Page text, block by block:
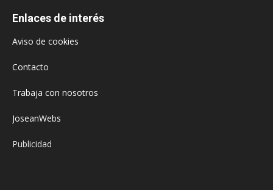
Enlaces de interés
Aviso de cookies
Contacto
Trabaja con nosotros
JoseanWebs
Publicidad